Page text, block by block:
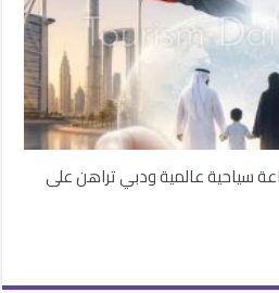
سياحية عالمية ودبي تراهن على